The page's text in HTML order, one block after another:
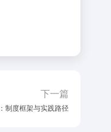
下一篇
制度框架与实践路径